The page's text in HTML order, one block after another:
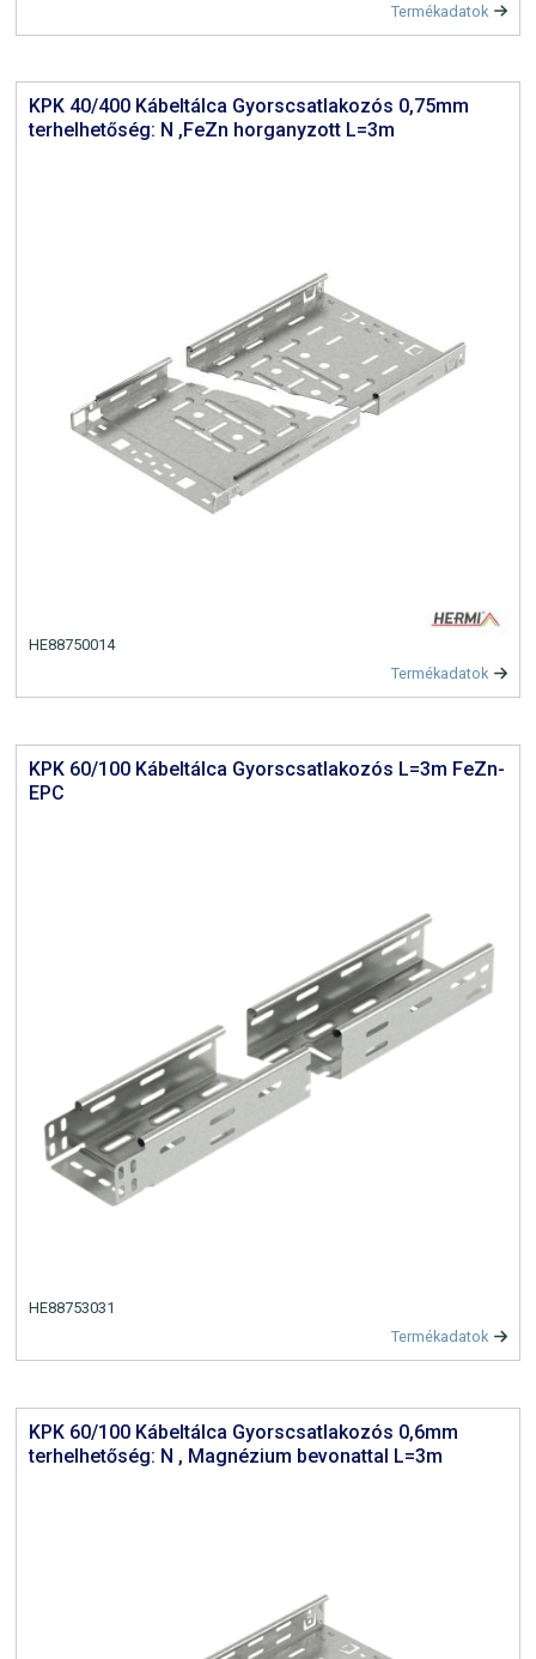
Termékadatok
KPK 40/400 Kábeltálca Gyorscsatlakozós 0,75mm
terhelhetőség: N ,FeZn horganyzott L=3m
HE88750014
Termékadatok
KPK 60/100 Kábeltálca Gyorscsatlakozós L=3m FeZn-
EPC
HE88753031
Termékadatok
KPK 60/100 Kábeltálca Gyorscsatlakozós 0,6mm
terhelhetőség: N , Magnézium bevonattal L=3m